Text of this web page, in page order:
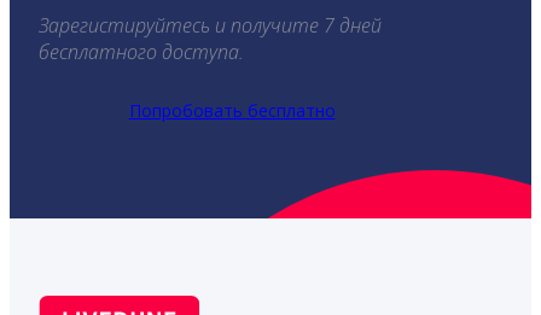
Зарегистируйтесь и получите 7 дней
бесплатного доступа.
Попробовать бесплатно